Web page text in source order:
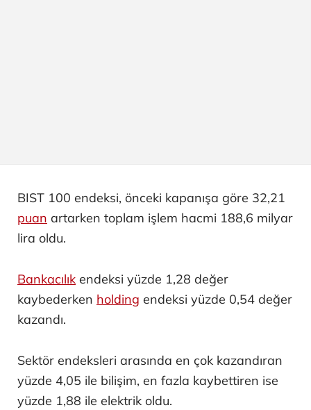
BIST 100 endeksi, önceki kapanışa göre 32,21
puan artarken toplam işlem hacmi 188,6 milyar
lira oldu.
Bankacılık endeksi yüzde 1,28 değer
kaybederken holding endeksi yüzde 0,54 değer
kazandı.
Sektör endeksleri arasında en çok kazandıran
yüzde 4,05 ile bilişim, en fazla kaybettiren ise
yüzde 1,88 ile elektrik oldu.